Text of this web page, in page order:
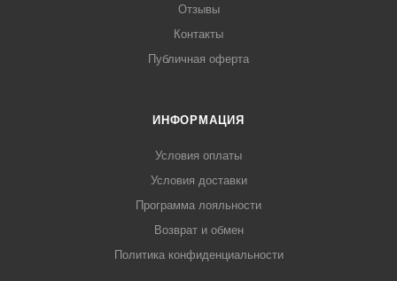
Отзывы
Контакты
Публичная оферта
ИНФОРМАЦИЯ
Условия оплаты
Условия доставки
Программа лояльности
Возврат и обмен
Политика конфиденциальности